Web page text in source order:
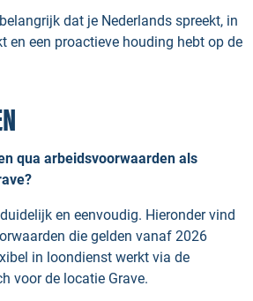
dat je Nederlands spreekt, in
en een proactieve houding hebt op de
qua arbeidsvoorwaarden als
en eenvoudig. Hieronder vind
die gelden vanaf 2026
in loondienst werkt via de
voor de locatie Grave.